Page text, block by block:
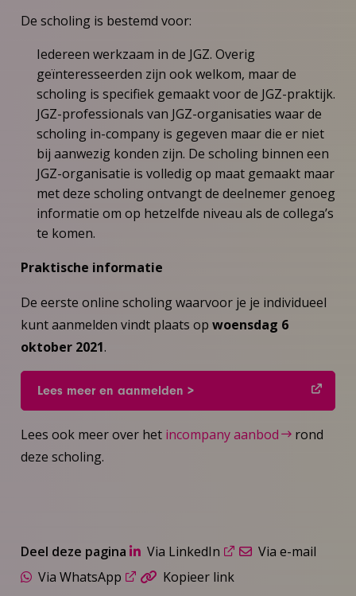
De scholing is bestemd voor:
Iedereen werkzaam in de JGZ. Overig
geïnteresseerden zijn ook welkom, maar de
scholing is specifiek gemaakt voor de JGZ-praktijk.
JGZ-professionals van JGZ-organisaties waar de
scholing in-company is gegeven maar die er niet
bij aanwezig konden zijn. De scholing binnen een
JGZ-organisatie is volledig op maat gemaakt maar
met deze scholing ontvangt de deelnemer genoeg
informatie om op hetzelfde niveau als de collega’s
te komen.
Praktische informatie
De eerste online scholing waarvoor je je individueel
kunt aanmelden vindt plaats op woensdag 6
oktober 2021.
Lees meer en aanmelden >
Lees ook meer over het incompany aanbod
rond
deze scholing.
Deel deze pagina Via LinkedIn
Via e-mail
Via WhatsApp
Kopieer link